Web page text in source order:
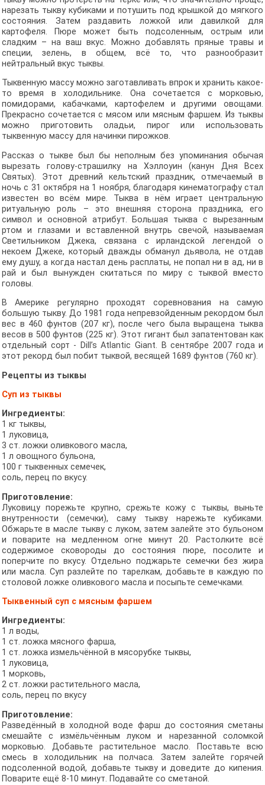
нарезать тыкву кубиками и потушить под крышкой до мягкого
состояния. Затем раздавить ложкой или давилкой для
картофеля. Пюре может быть подсоленным, острым или
сладким – на ваш вкус. Можно добавлять пряные травы и
специи, зелень, в общем, всё то, что разнообразит
нейтральный вкус тыквы.
Тыквенную массу можно заготавливать впрок и хранить какое-
то время в холодильнике. Она сочетается с морковью,
помидорами, кабачками, картофелем и другими овощами.
Прекрасно сочетается с мясом или мясным фаршем. Из тыквы
можно приготовить оладьи, пирог или использовать
тыквенную массу для начинки пирожков.
Рассказ о тыкве был бы неполным без упоминания обычая
вырезать голову-страшилку на Хэллоуин (канун Дня Всех
Святых). Этот древний кельтский праздник, отмечаемый в
ночь с 31 октября на 1 ноября, благодаря кинематографу стал
известен во всём мире. Тыква в нём играет центральную
ритуальную роль – это внешняя сторона праздника, его
символ и основной атрибут. Большая тыква с вырезанным
ртом и глазами и вставленной внутрь свечой, называемая
Светильником Джека, связана с ирландской легендой о
некоем Джеке, который дважды обманул дьявола, не отдав
ему душу, а когда настал день расплаты, не попал ни в ад, ни в
рай и был вынужден скитаться по миру с тыквой вместо
головы.
В Америке регулярно проходят соревнования на самую
большую тыкву. До 1981 года непревзойденным рекордом был
вес в 460 фунтов (207 кг), после чего была выращена тыква
весов в 500 фунтов (225 кг). Этот гигант был запатентован как
отдельный сорт - Dill’s Atlantic Giant. В сентябре 2007 года и
этот рекорд был побит тыквой, весящей 1689 фунтов (760 кг).
Рецепты из тыквы
Суп из тыквы
Ингредиенты:
1 кг тыквы,
1 луковица,
3 ст. ложки оливкового масла,
1 л овощного бульона,
100 г тыквенных семечек,
соль, перец по вкусу.
Приготовление:
Луковицу порежьте крупно, срежьте кожу с тыквы, выньте
внутренности (семечки), саму тыкву нарежьте кубиками.
Обжарьте в масле тыкву с луком, затем залейте это бульоном
и поварите на медленном огне минут 20. Растолките всё
содержимое сковороды до состояния пюре, посолите и
поперчите по вкусу. Отдельно поджарьте семечки без жира
или масла. Суп разлейте по тарелкам, добавьте в каждую по
столовой ложке оливкового масла и посыпьте семечками.
Тыквенный суп с мясным фаршем
Ингредиенты:
1 л воды,
1 ст. ложка мясного фарша,
1 ст. ложка измельчённой в мясорубке тыквы,
1 луковица,
1 морковь,
2 ст. ложки растительного масла,
соль, перец по вкусу
Приготовление:
Разведённый в холодной воде фарш до состояния сметаны
смешайте с измёльчённым луком и нарезанной соломкой
морковью. Добавьте растительное масло. Поставьте всю
смесь в холодильник на полчаса. Затем залейте горячей
подсоленной водой, добавьте тыкву и доведите до кипения.
Поварите ещё 8-10 минут. Подавайте со сметаной.